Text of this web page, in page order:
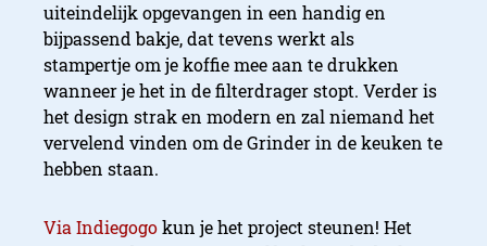
uiteindelijk opgevangen in een handig en
bijpassend bakje, dat tevens werkt als
stampertje om je koffie mee aan te drukken
wanneer je het in de filterdrager stopt. Verder is
het design strak en modern en zal niemand het
vervelend vinden om de Grinder in de keuken te
hebben staan.
Via Indiegogokun je het project steunen! Het